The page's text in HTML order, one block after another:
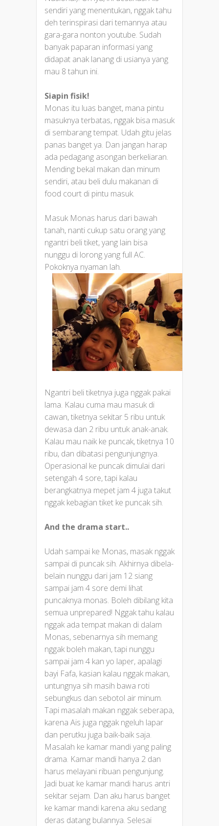
sendiri yang menentukan, nggak tahu
deh terinspirasi dari temannya atau
gara-gara nonton youtube. Sudah
banyak paparan informasi yang
didapat anak lanang di usianya yang
mau 8 tahun ini.
Siapin fisik!
Monas itu luas banget, mana pintu
masuknya terbatas, nggak bisa masuk
di sembarang tempat. Udah gitu jelas
panas banget ya. Dan jangan harap
ada pedagang asongan berkeliaran.
Mending bekal makan dan minum
sendiri, atau beli dulu makanan di
food court di pintu masuk.
Masuk Monas harus dari bawah
tanah, nanti cukup satu orang yang
ngantri beli tiket, yang lain bisa
nunggu di lorong yang full AC.
Pokoknya nyaman lah.
Ngantri beli tiketnya juga nggak pakai
lama. Kalau cuma mau masuk di
cawan, tiketnya sekitar 5 ribu untuk
dewasa dan 2 ribu untuk anak-anak.
Kalau mau naik ke puncak, tiketnya 10
ribu, dan dibatasi pengunjungnya.
Operasional ke puncak dimulai dari
setengah 4 sore, tapi kalau
berangkatnya mepet jam 4 juga takut
nggak kebagian tiket ke puncak sih.
And the drama start..
Udah sampai ke Monas, masak nggak
sampai di puncak sih. Akhirnya dibela-
belain nunggu dari jam 12 siang
sampai jam 4 sore demi lihat
puncaknya monas. Boleh dibilang kita
semua unprepared! Nggak tahu kalau
nggak ada tempat makan di dalam
Monas, sebenarnya sih memang
nggak boleh makan, tapi nunggu
sampai jam 4 kan yo laper, apalagi
bayi Fafa, kasian kalau nggak makan,
untungnya sih masih bawa roti
sebungkus dan sebotol air minum.
Tapi masalah makan nggak seberapa,
karena Ais juga nggak ngeluh lapar
dan perutku juga baik-baik saja.
Masalah ke kamar mandi yang paling
drama. Kamar mandi hanya 2 dan
harus melayani ribuan pengunjung.
Jadi buat ke kamar mandi harus antri
sekitar sejam. Dan aku harus banget
ke kamar mandi karena aku sedang
deras datang bulannya. Selesai